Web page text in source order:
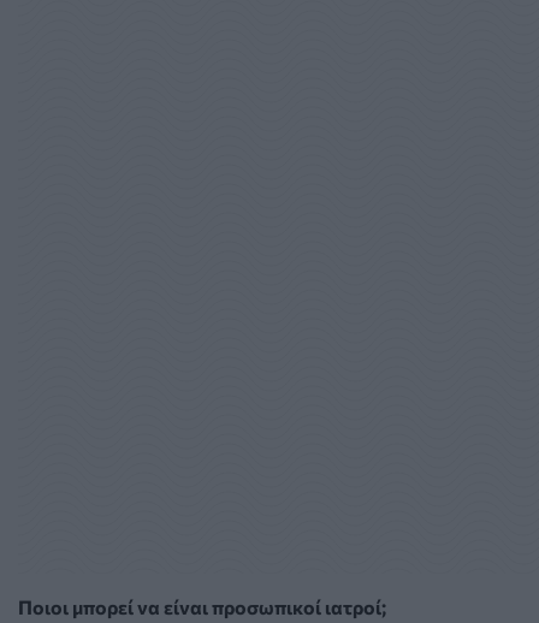
Ποιοι μπορεί να είναι προσωπικοί ιατροί;